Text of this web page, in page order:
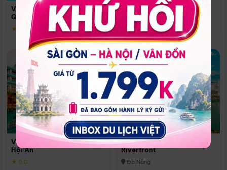
Vinpearl Resort & Spa Phu
Quoc
★ 5.0
Quoc
Phú Quốc
★ 5.0
Vinpearl Resort & Golf Nam
Hội An
★ 5.0
Melia Vinpearl Danang
Riverfront
Đà Nẵng